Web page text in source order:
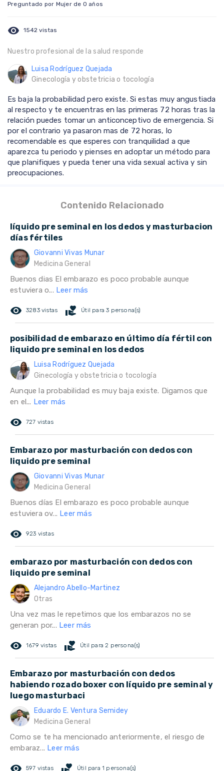
Preguntado por Mujer de 0 años
visibility 1542 vistas
Nuestro profesional de la salud responde
Luisa Rodríguez Quejada
Ginecología y obstetricia o tocología
Es baja la probabilidad pero existe. Si estas muy angustiada
al respecto y te encuentras en las primeras 72 horas tras la
relación puedes tomar un anticonceptivo de emergencia. Si
por el contrario ya pasaron mas de 72 horas, lo
recomendable es que esperes con tranquilidad a que
aparezca tu periodo y pienses en adoptar un método para
que planifiques y pueda tener una vida sexual activa y sin
preocupaciones.
Contenido Relacionado
líquido pre seminal en los dedos y masturbacion
días fértiles
Giovanni Vivas Munar
Medicina General
Buenos dias El embarazo es poco probable aunque
estuviera o... Leer más
remove_red_eye 3283 vistas volunteer_activism Útil para 3 persona(s)
posibilidad de embarazo en último día fértil con
liquido pre seminal en los dedos
Luisa Rodríguez Quejada
Ginecología y obstetricia o tocología
Aunque la probabilidad es muy baja existe. Digamos que
en el... Leer más
remove_red_eye 727 vistas
Embarazo por masturbación con dedos con
liquido pre seminal
Giovanni Vivas Munar
Medicina General
Buenos días El embarazo es poco probable aunque
estuviera ov... Leer más
remove_red_eye 923 vistas
embarazo por masturbación con dedos con
liquido pre seminal
Alejandro Abello-Martinez
Otras
Una vez mas le repetimos que los embarazos no se
generan por... Leer más
remove_red_eye 1679 vistas volunteer_activism Útil para 2 persona(s)
Embarazo por masturbación con dedos
habiendo rozado boxer con líquido pre seminal y
luego masturbaci
Eduardo E. Ventura Semidey
Medicina General
Como se te ha mencionado anteriormente, el riesgo de
embaraz... Leer más
597 vistas Útil para 1 persona(s)